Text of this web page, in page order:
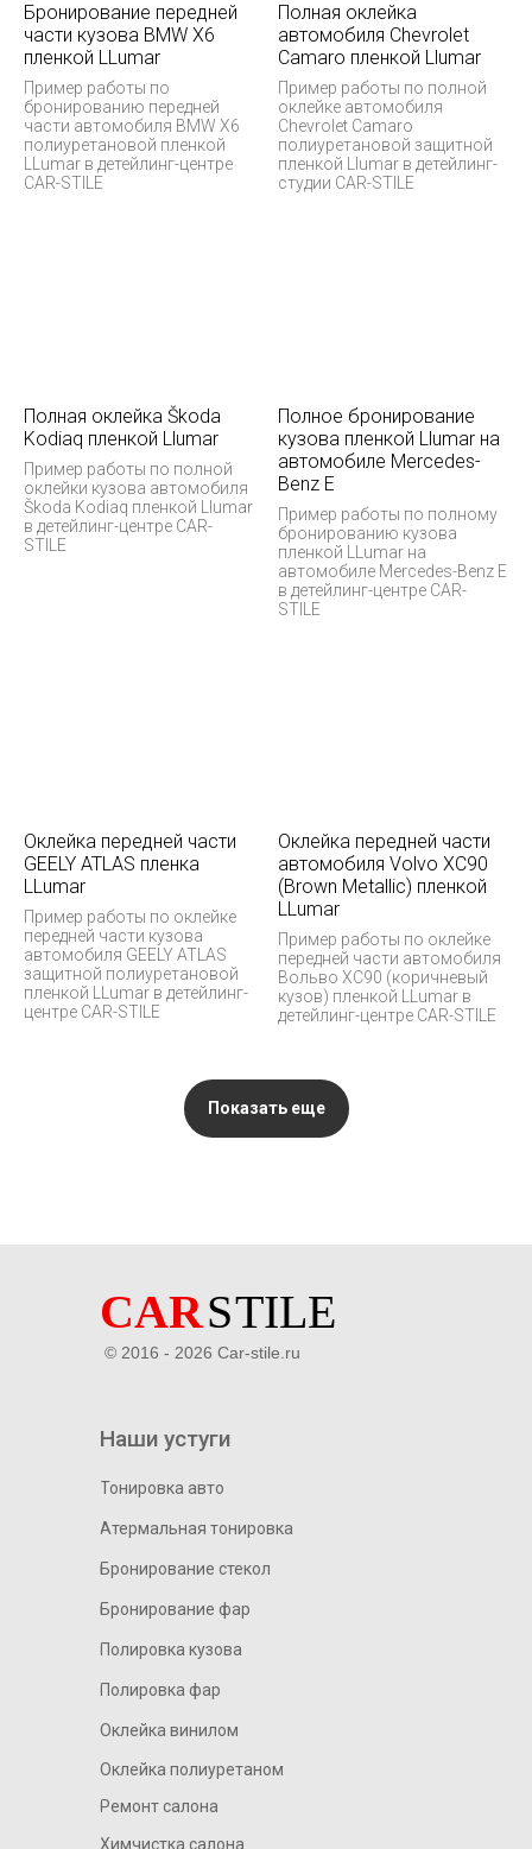
Бронирование передней
части кузова BMW X6
пленкой LLumar
Пример работы по
бронированию передней
части автомобиля BMW X6
полиуретановой пленкой
LLumar в детейлинг-центре
CAR-STILE
Полная оклейка
автомобиля Chevrolet
Camaro пленкой Llumar
Пример работы по полной
оклейке автомобиля
Chevrolet Camaro
полиуретановой защитной
пленкой Llumar в детейлинг-
студии CAR-STILE
Полная оклейка Škoda
Kodiaq пленкой Llumar
Пример работы по полной
оклейки кузова автомобиля
Škoda Kodiaq пленкой Llumar
в детейлинг-центре CAR-
STILE
Полное бронирование
кузова пленкой Llumar на
автомобиле Mercedes-
Benz E
Пример работы по полному
бронированию кузова
пленкой LLumar на
автомобиле Mercedes-Benz E
в детейлинг-центре CAR-
STILE
Оклейка передней части
GEELY ATLAS пленка
LLumar
Пример работы по оклейке
передней части кузова
автомобиля GEELY ATLAS
защитной полиуретановой
пленкой LLumar в детейлинг-
центре CAR-STILE
Оклейка передней части
автомобиля Volvo XC90
(Brown Metallic) пленкой
LLumar
Пример работы по оклейке
передней части автомобиля
Вольво XC90 (коричневый
кузов) пленкой LLumar в
детейлинг-центре CAR-STILE
Показать еще
Наши устуги
Тонировка авто
Атермальная тонировка
Бронирование стекол
Бронирование фар
Оклейка винилом
Оклейка полиуретаном
Химчистка салона
Полировка кузова
Полировка фар
Ремонт салона
© 2016 - 2026 Car-stile.ru